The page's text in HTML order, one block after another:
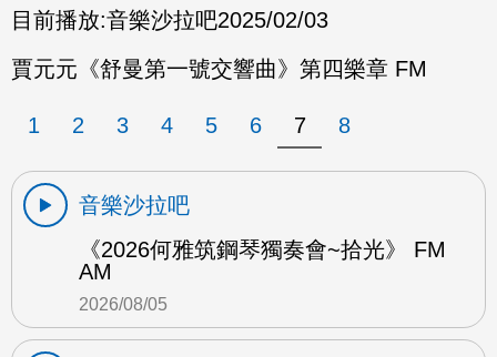
目前播放:音樂沙拉吧2025/02/03
賈元元《舒曼第一號交響曲》第四樂章 FM
1 2 3 4 5 6 7 8
音樂沙拉吧
《2026何雅筑鋼琴獨奏會~拾光》 FM
AM
2026/08/05